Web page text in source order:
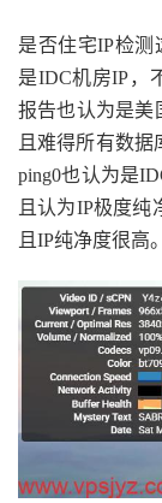
是否住宅IP检测
是IDC机房IP，
报告也认为是美
且难得所有数据
ping0也认为是
且认为IP极度
且IP纯净度很高。